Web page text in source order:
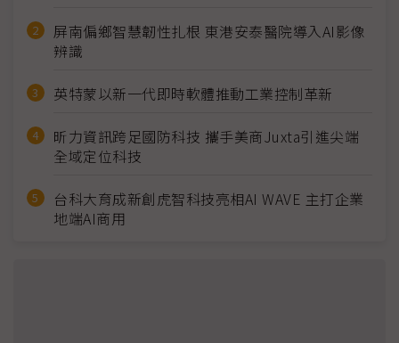
屏南偏鄉智慧韌性扎根 東港安泰醫院導入AI影像
辨識
英特蒙以新一代即時軟體推動工業控制革新
昕力資訊跨足國防科技 攜手美商Juxta引進尖端
全域定位科技
台科大育成新創虎智科技亮相AI WAVE 主打企業
地端AI商用